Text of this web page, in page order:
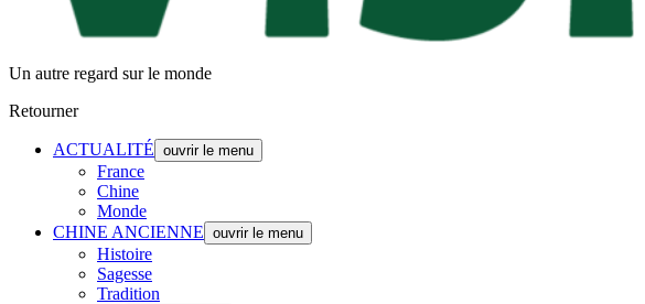
Un autre regard sur le monde
Retourner
ACTUALITÉ ouvrir le menu
France
Chine
Monde
CHINE ANCIENNE ouvrir le menu
Histoire
Sagesse
Tradition